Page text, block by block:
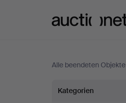
Alle beendeten Objekte
Alle
Kategorien